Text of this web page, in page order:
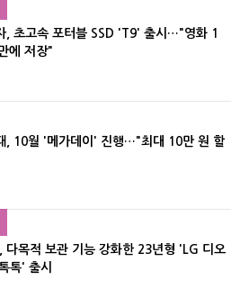
, 초고속 포터블 SSD 'T9' 출시…"영화 1
에 저장"
, 10월 '메가데이' 진행…"최대 10만 원 할
다목적 보관 기능 강화한 23년형 'LG 디오
톡' 출시